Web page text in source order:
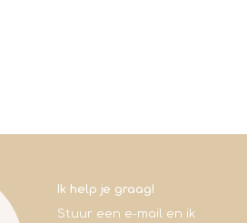
Ik help je graag!
Stuur een e-mail en ik